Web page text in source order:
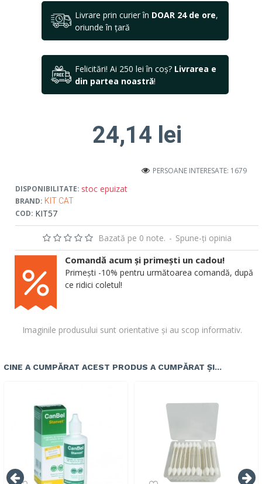
Livrare prin curier în DOAR 24 de ore,
oriunde în țară
Felicitări! Ai 250 lei în coș? Livrarea e
din partea noastră!
DISPONIBILITATE: stoc epuizat
BRAND: KIT CAT
COD: KIT57
PERSOANE INTERESATE: 1679
Bazată pe 0 note. - Spune-ţi opinia
24,14 lei
Imaginile produsului sunt orientative și au scop informativ.
Comandă acum și primești un cadou!
Primești -10% pentru următoarea comandă, după
ce ridici coletul!
CINE A CUMPĂRAT ACEST PRODUS A CUMPĂRAT ȘI...